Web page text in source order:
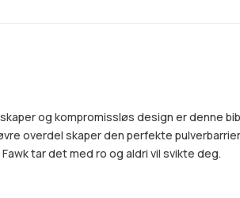
og kompromissløs design er denne
overdel skaper den perfekte
tar det med ro og aldri vil svikte deg.